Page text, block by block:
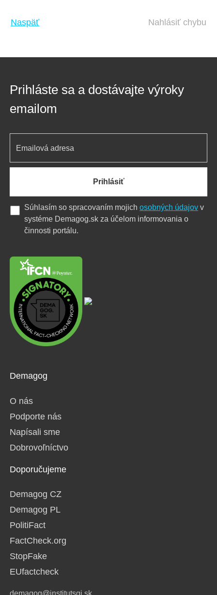
Naspäť Nahlásiť chybu
Demagog
O nás
Podporte nás
Napísali sme
Dobrovoľníctvo
Doporučujeme
Demagog CZ
Demagog PL
PolitiFact
FactCheck.org
StopFake
EUfactcheck
Prihláste sa a dostávajte výroky
emailom
Prihlásiť
Súhlasím so spracovaním mojich osobných údajov v
systéme Demagog.sk za účelom informovania o
činnosti portálu.